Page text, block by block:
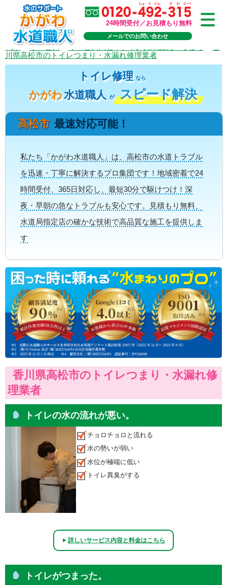
24時間受付／お見積もり無料
メールでのお問い合わせ
TOP>サービス> サービス内容 | トイレの水漏れ・つまり
川県高松市のトイレつまり・水漏れ修理業者
トイレ修理 なら
かがわ水道職人 が スピード解決
高松市 最速対応可能！
私たち「かがわ水道職人」は、高松市の水道トラブル
を迅速・丁寧に解決するプロ集団です！地域密着で24
時間受付、365日対応し、最短30分で駆けつけ！深
夜・早朝の急なトラブルも安心です。見積もり無料、
水道局指定店の確かな技術で高品質な施工を提供しま
す
香川県高松市のトイレつまり・水漏れ修
理業者
トイレの水の流れが悪い。
チョロチョロと流れる
水の勢いが弱い
水位が極端に低い
トイレ異臭がする
▲詳しいサービス内容と料金はこちら
トイレがつまった。